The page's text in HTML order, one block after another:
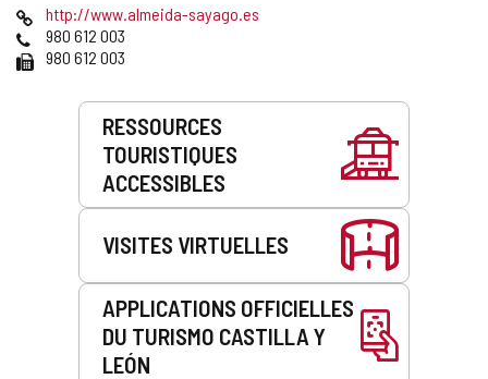
Page
Web
http://www.almeida-sayago.es
Téléphones
980 612 003
Fax 980 612 003
Prestations
RESSOURCES
TOURISTIQUES
ACCESSIBLES
VISITES VIRTUELLES
APPLICATIONS OFFICIELLES
DU TURISMO CASTILLA Y
LEÓN